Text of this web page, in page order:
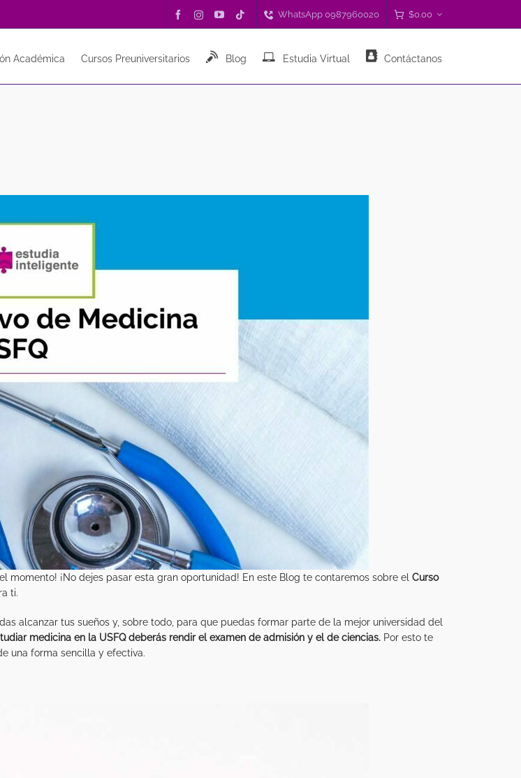
WhatsApp 0987960020 $0.00
Académica Cursos Preuniversitarios Blog Estudia Virtual Contáctanos
el momento! ¡No dejes pasar esta gran oportunidad! En este Blog te contaremos sobre el Curso
ti.
alcanzar tus sueños y, sobre todo, para que puedas formar parte de la mejor universidad del
medicina en la USFQ deberás rendir el examen de admisión y el de ciencias. Por esto te
una forma sencilla y efectiva.